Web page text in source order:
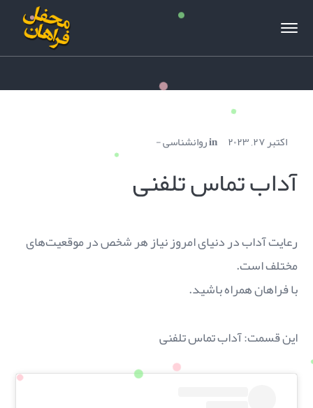
اکتبر ۲۷, ۲۰۲۳ inروانشناسی
آداب تماس تلفنی
رعایت آداب در دنیای امروز نیاز هر شخص در موقعیت‌های
مختلف است.
با فراهان همراه باشید.
این قسمت: آداب تماس تلفنی